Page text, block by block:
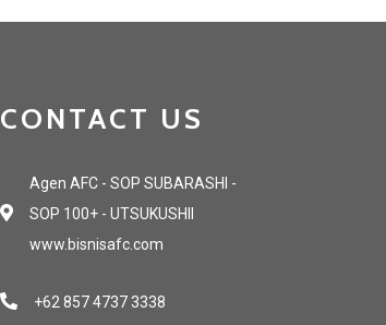
CONTACT US
Agen AFC - SOP SUBARASHI -
SOP 100+ - UTSUKUSHII
www.bisnisafc.com
+62 857 4737 3338